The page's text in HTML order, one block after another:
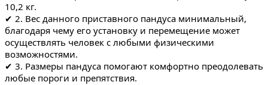
10,2 кг.
✔ 2. Вес данного приставного пандуса минимальный,
благодаря чему его установку и перемещение может
осуществлять человек с любыми физическими
возможностями.
✔ 3. Размеры пандуса помогают комфортно преодолевать
любые пороги и препятствия.